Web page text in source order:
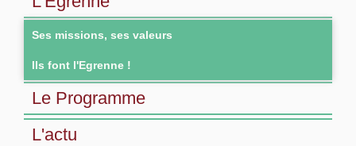
Ses missions, ses valeurs
Ils font l'Egrenne !
Le Programme
L'actu